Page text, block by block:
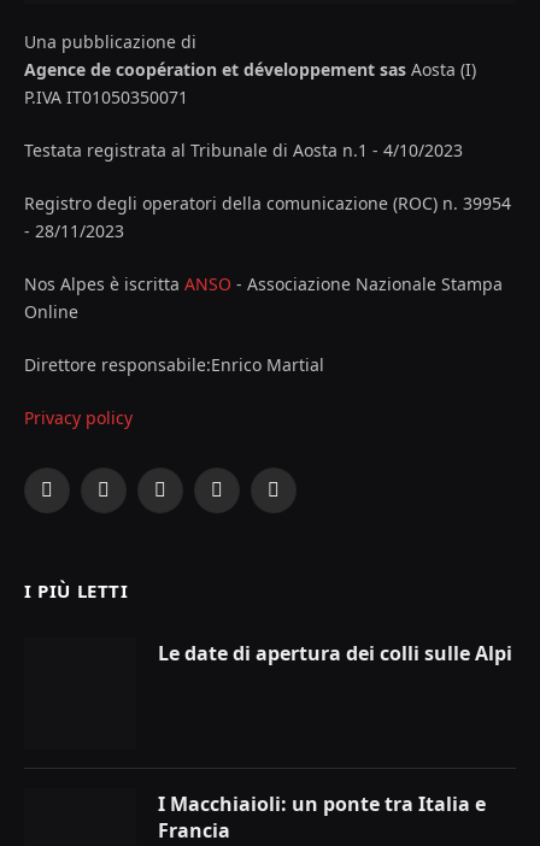
Una pubblicazione di
Agence de coopération et développement sas Aosta (I)
P.IVA IT01050350071
Testata registrata al Tribunale di Aosta n.1 - 4/10/2023
Registro degli operatori della comunicazione (ROC) n. 39954
- 28/11/2023
Nos Alpes è iscritta ANSO - Associazione Nazionale Stampa
Online
Direttore responsabile:Enrico Martial
Privacy policy
Facebook
X
InstagramYouTubeLinkedIn
I PIÙ LETTI
Le date di apertura dei colli sulle Alpi
I Macchiaioli: un ponte tra Italia e
Francia